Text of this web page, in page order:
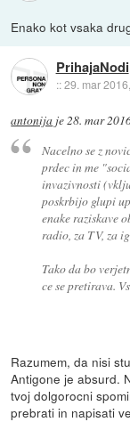
Enako kot vsaka
PrihajaNodi
::29. mar
antonija je28. mar
Nacelno se z
prdec in me
invazivnosti
poskrbijo glupi
enake raziskave
radio, za TV, za
Tako da bo
ce se pretirava.
Razumem, da nisi
Antigone je absurd.
tvoj dolgorocni
prebrati in napisati